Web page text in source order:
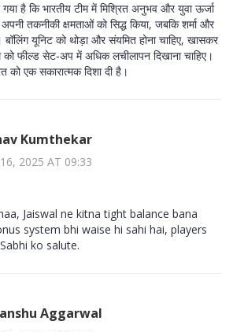
है कि भारतीय टीम में मिश्रित अनुभव और युवा ऊर्जा
तकनीकी क्षमताओं को सिद्ध किया, जबकि शर्मा और
बॉलिंग यूनिट को थोड़ा और संयमित होना चाहिए, खासकर
फील्ड सेट‑अप में अधिक लचीलापन दिखाना चाहिए।
एक सकारात्मक दिशा दी है।
Kumthekar
2025 AT 09:33
Jaiswal ne kitna tight balance bana
system bhi waise hi sahi hai, players
ko salute.
Aggarwal